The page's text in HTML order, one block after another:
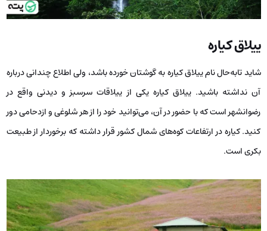
ییلاق کیاره
شاید تابه‌حال نام ییلاق کیاره به گوشتان خورده باشد، ولی اطلاع چندانی درباره
آن نداشته باشید. ییلاق کیاره یکی از ییلاقات سرسبز و دیدنی واقع در
رضوانشهر است که با حضور در آن، می‌توانید خود را از هر شلوغی و ازدحامی دور
کنید. کیاره در ارتفاعات کوه‌های شمال کشور قرار داشته که برخوردار از طبیعت
بکری است.